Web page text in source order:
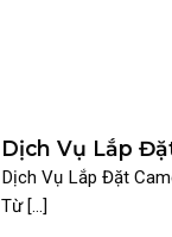
Dịch Vụ Lắp
Ninh Chuyên
Dịch Vụ Lắp Đặt
Từ [...]